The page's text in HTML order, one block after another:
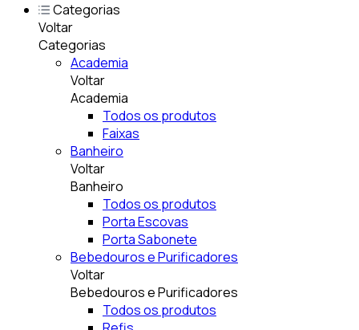
Categorias
Voltar
Categorias
Academia
Voltar
Academia
Todos os produtos
Faixas
Banheiro
Voltar
Banheiro
Todos os produtos
Porta Escovas
Porta Sabonete
Bebedouros e Purificadores
Voltar
Bebedouros e Purificadores
Todos os produtos